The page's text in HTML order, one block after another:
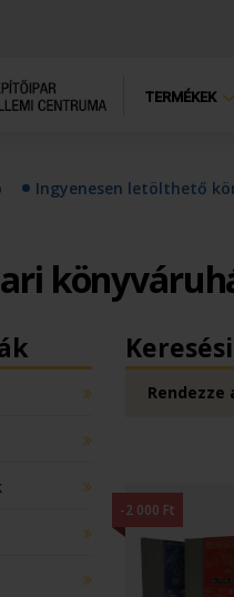
TERMÉKEK
Ingyenesen letölthető
Rendezze
-2 000 Ft